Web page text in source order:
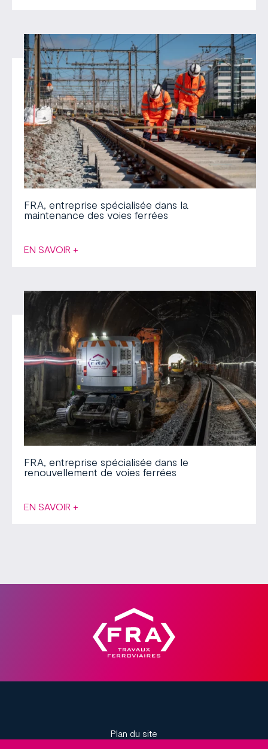
FRA, entreprise spécialisée dans la
maintenance des voies ferrées
EN SAVOIR +
FRA, entreprise spécialisée dans le
renouvellement de voies ferrées
EN SAVOIR +
Plan du site